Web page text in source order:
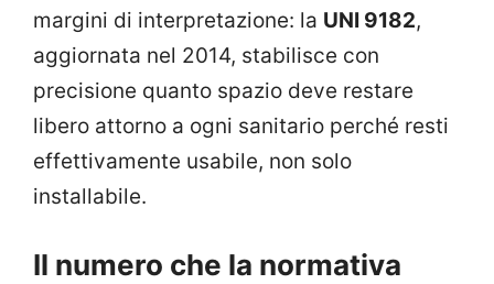
margini di interpretazione: la UNI 9182,
aggiornata nel 2014, stabilisce con
precisione quanto spazio deve restare
libero attorno a ogni sanitario perché resti
effettivamente usabile, non solo
installabile.
Il numero che la normativa